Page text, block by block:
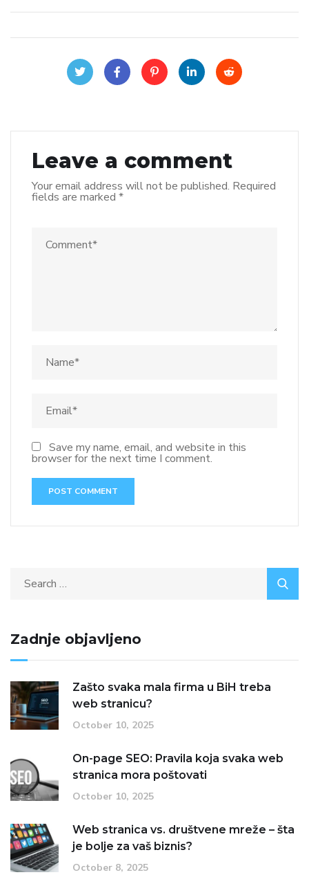
Leave a comment
Your email address will not be published. Required
fields are marked *
Save my name, email, and website in this
browser for the next time I comment.
Zadnje objavljeno
Zašto svaka mala firma u BiH treba
web stranicu?
October 10, 2025
On-page SEO: Pravila koja svaka web
stranica mora poštovati
October 10, 2025
Web stranica vs. društvene mreže – šta
je bolje za vaš biznis?
October 8, 2025